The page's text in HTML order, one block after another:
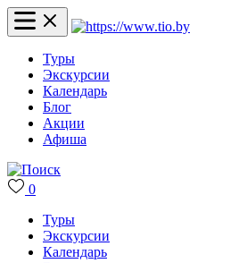
Туры
Экскурсии
Календарь
Блог
Акции
Афиша
0
Туры
Экскурсии
Календарь